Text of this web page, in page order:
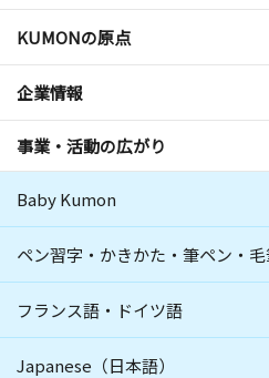
KUMONの原点
企業情報
事業・活動の広がり
Baby Kumon
ペン習字・かきかた・筆ペン・
フランス語・ドイツ語
Japanese（日本語）